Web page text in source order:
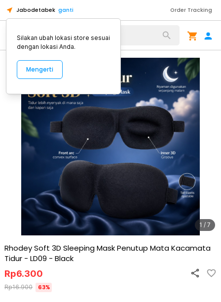
Jabodetabek ganti Order Tracking
Alat Kopi
1 / 7
Rhodey Soft 3D Sleeping Mask Penutup Mata Kacamata
Tidur - LD09 - Black
Rp6.300
Rp16.900 63%
Silakan ubah lokasi store sesuai
dengan lokasi Anda.
Mengerti